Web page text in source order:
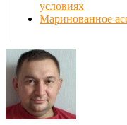
условиях
Маринованное